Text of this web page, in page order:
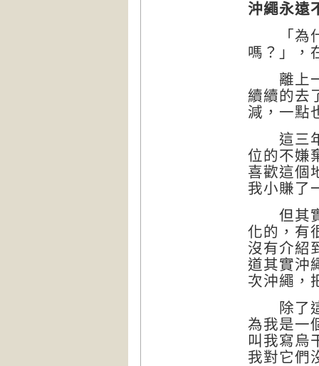
沖繩永遠
「為什
嗎？」，
離上一
續續的去
減，一點
這三年
位的不嫌
喜歡這個
我小賺了
但其實
化的，有
沒有介紹
道其實沖
次沖繩，
除了這
為我是一
叫我寫烏
我對它們